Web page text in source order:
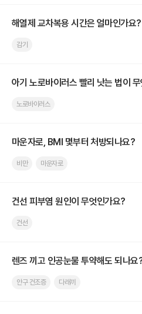
해열제 교차복용 시간은 얼마인가요?
감기
아기 노로바이러스 빨리 낫는 법이
노로바이러스
마운자로, BMI 몇부터 처방되나요?
비만 마운자로
건선 피부염 원인이 무엇인가요?
건선
렌즈 끼고 인공눈물 투약해도 되나요
안구 건조증 다래끼